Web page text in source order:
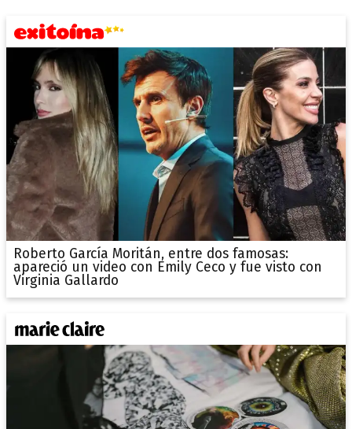
Roberto García Moritán, entre dos famosas:
apareció un video con Emily Ceco y fue visto con
Virginia Gallardo